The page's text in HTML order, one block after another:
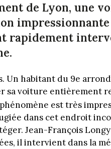
de Lyon, une
rapidement
Un habitant du 9e
sa voiture entièrement
est très
dans cet endroit
Jean-François
il intervient dans la